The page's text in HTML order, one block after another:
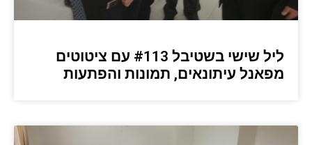
ליל שישי בשטיבל #113 עם ציטוטים
מפאנל עיתונאים, תמונות והפתעות